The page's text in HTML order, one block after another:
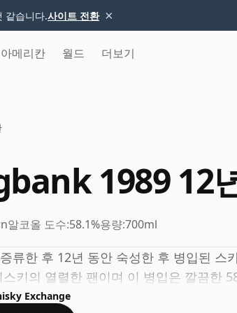
같습니다.사이트 전환 ×
아메리칸 월드 더보기
1989 12
알코올 도수:58.1%용량:700ml
류한 후 12년 동안 숙성한 후 병입된 스
키의 열렬한 팬이며 이 병입은 깔끔한
Exchange